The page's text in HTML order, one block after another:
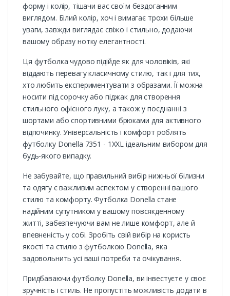
форму і колір, тішачи вас своїм бездоганним
виглядом. Білий колір, хоч і вимагає трохи більше
уваги, завжди виглядає свіжо і стильно, додаючи
вашому образу нотку елегантності.
Ця футболка чудово підійде як для чоловіків, які
віддають перевагу класичному стилю, так і для тих,
хто любить експериментувати з образами. Її можна
носити під сорочку або піджак для створення
стильного офісного луку, а також у поєднанні з
шортами або спортивними брюками для активного
відпочинку. Універсальність і комфорт роблять
футболку Donella 7351 - 1XXL ідеальним вибором для
будь-якого випадку.
Не забувайте, що правильний вибір нижньої білизни
та одягу є важливим аспектом у створенні вашого
стилю та комфорту. Футболка Donella стане
надійним супутником у вашому повсякденному
житті, забезпечуючи вам не лише комфорт, але й
впевненість у собі. Зробіть свій вибір на користь
якості та стилю з футболкою Donella, яка
задовольнить усі ваші потреби та очікування.
Придбаваючи футболку Donella, ви інвестуєте у своє
зручність і стиль. Не пропустіть можливість додати в